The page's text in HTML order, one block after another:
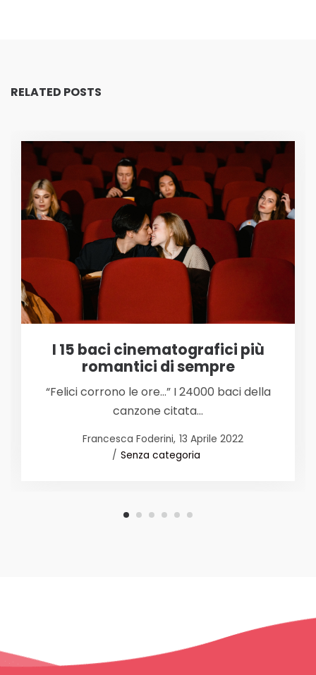
RELATED POSTS
I 15 baci cinematografici più
romantici di sempre
“Felici corrono le ore…” I 24000 baci della
canzone citata…
byFrancesca Foderini Posted
on
13 Aprile 2022
Posted
Senza categoria